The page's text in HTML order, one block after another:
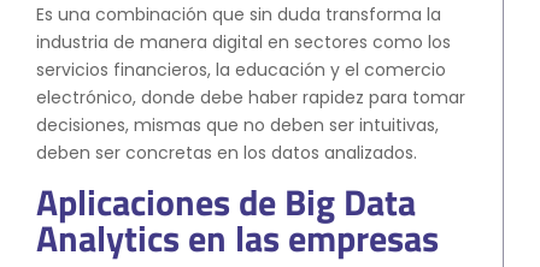
Es una combinación que sin duda transforma la
industria de manera digital en sectores como los
servicios financieros, la educación y el comercio
electrónico, donde debe haber rapidez para tomar
decisiones, mismas que no deben ser intuitivas,
deben ser concretas en los datos analizados.
Aplicaciones de Big Data
Analytics en las empresas